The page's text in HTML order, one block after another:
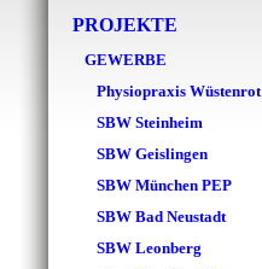
PROJEKTE
GEWERBE
Physiopraxis Wüstenrot
SBW Steinheim
SBW Geislingen
SBW München PEP
SBW Bad Neustadt
SBW Leonberg